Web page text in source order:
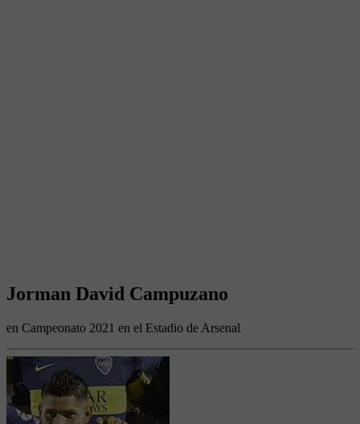
Jorman David Campuzano
en Campeonato 2021 en el Estadio de Arsenal